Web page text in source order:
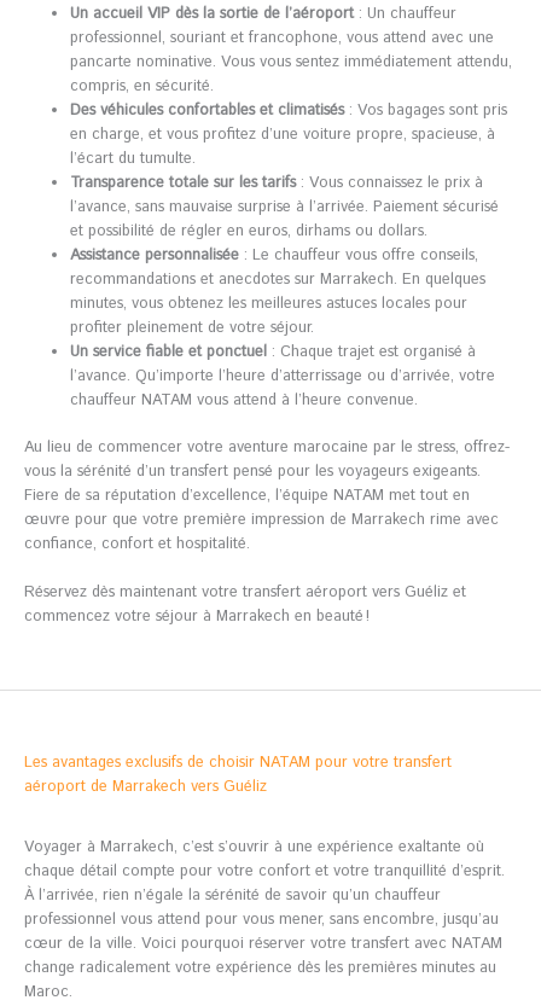
Un accueil VIP dès la sortie de l’aéroport: Un chauffeur
professionnel, souriant et francophone, vous attend avec une
pancarte nominative. Vous vous sentez immédiatement attendu,
compris, en sécurité.
Des véhicules confortables et climatisés: Vos bagages sont pris
en charge, et vous profitez d’une voiture propre, spacieuse, à
l’écart du tumulte.
Transparence totale sur les tarifs: Vous connaissez le prix à
l’avance, sans mauvaise surprise à l’arrivée. Paiement sécurisé
et possibilité de régler en euros, dirhams ou dollars.
Assistance personnalisée : Le chauffeur vous offre conseils,
recommandations et anecdotes sur Marrakech. En quelques
minutes, vous obtenez les meilleures astuces locales pour
profiter pleinement de votre séjour.
Un service fiable et ponctuel : Chaque trajet est organisé à
l’avance. Qu’importe l’heure d’atterrissage ou d’arrivée, votre
chauffeur NATAM vous attend à l’heure convenue.
Au lieu de commencer votre aventure marocaine par le stress, offrez-
vous la sérénité d’un transfert pensé pour les voyageurs exigeants.
Fiere de sa réputation d’excellence, l’équipe NATAM met tout en
œuvre pour que votre première impression de Marrakech rime avec
confiance, confort et hospitalité.
Réservez dès maintenant votre transfert aéroport vers Guéliz et
commencez votre séjour à Marrakech en beauté !
Les avantages exclusifs de choisir NATAM pour votre transfert
aéroport de Marrakech vers Guéliz
Voyager à Marrakech, c’est s’ouvrir à une expérience exaltante où
chaque détail compte pour votre confort et votre tranquillité d’esprit.
À l’arrivée, rien n’égale la sérénité de savoir qu’un chauffeur
professionnel vous attend pour vous mener, sans encombre, jusqu’au
cœur de la ville. Voici pourquoi réserver votre transfert avec NATAM
change radicalement votre expérience dès les premières minutes au
Maroc.